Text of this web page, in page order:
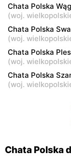
Grabów nad
rynek Władysława
1
Chata Polska
Chwalibogowo, ul.
Chwalibogowo
Chata Polska
Polskiego 28
Chata Polska
(woj.
Chata Polska
(woj.
Chata Polska
(woj.
Chata Polska
(woj.
Chata Polska